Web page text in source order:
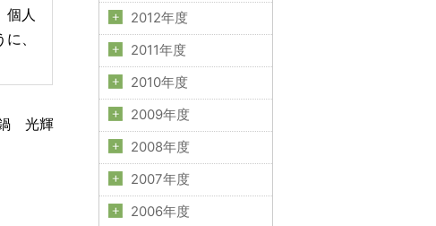
個人
、
光輝
2012年度
2011年度
2010年度
2009年度
2008年度
2007年度
2006年度